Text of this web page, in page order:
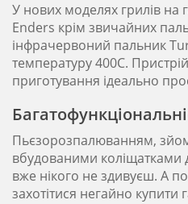
У нових моделях грилів на
Enders крім звичайних
інфрачервоний пальник
температуру 400С.
приготування ідеально
Пьєзорозпалюванням,
вбудованими коліщатками
вже нікого не здивуєш. А
захотітися негайно